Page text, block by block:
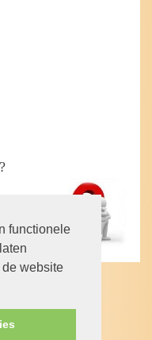
functionele
website